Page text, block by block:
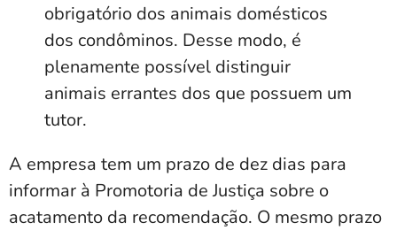
obrigatório dos animais domésticos
dos condôminos. Desse modo, é
plenamente possível distinguir
animais errantes dos que possuem um
tutor.
A empresa tem um prazo de dez dias para
informar à Promotoria de Justiça sobre o
acatamento da recomendação. O mesmo prazo